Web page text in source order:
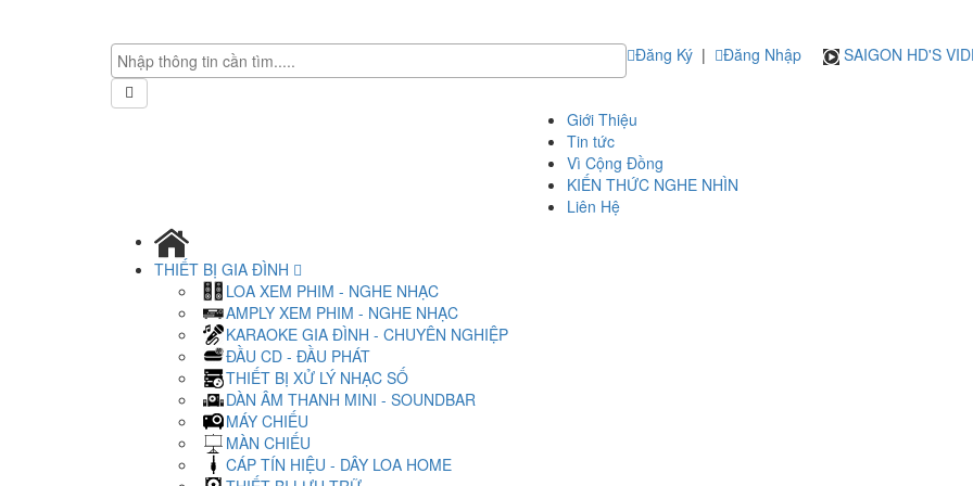
Đăng Ký | Đăng Nhập SAIGON HD'S
Giới Thiệu
Tin tức
Vì Cộng Đồng
KIẾN THỨC NGHE NHÌN
Liên Hệ
THIẾT BỊ GIA ĐÌNH
LOA XEM PHIM - NGHE NHẠC
AMPLY XEM PHIM - NGHE NHẠC
KARAOKE GIA ĐÌNH - CHUYÊN NGHIỆP
ĐẦU CD - ĐẦU PHÁT
THIẾT BỊ XỬ LÝ NHẠC SỐ
DÀN ÂM THANH MINI - SOUNDBAR
MÁY CHIẾU
MÀN CHIẾU
CÁP TÍN HIỆU - DÂY LOA HOME